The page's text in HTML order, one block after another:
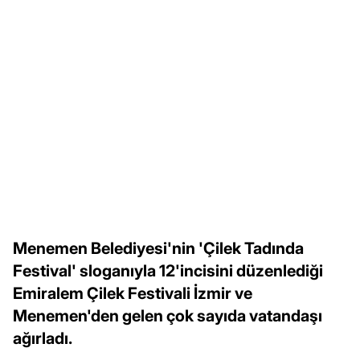
Menemen Belediyesi'nin 'Çilek Tadında
Festival' sloganıyla 12'incisini düzenlediği
Emiralem Çilek Festivali İzmir ve
Menemen'den gelen çok sayıda vatandaşı
ağırladı.